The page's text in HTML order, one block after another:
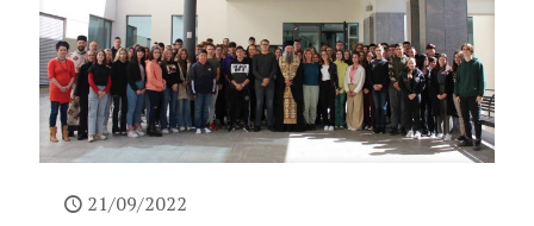
21/09/2022